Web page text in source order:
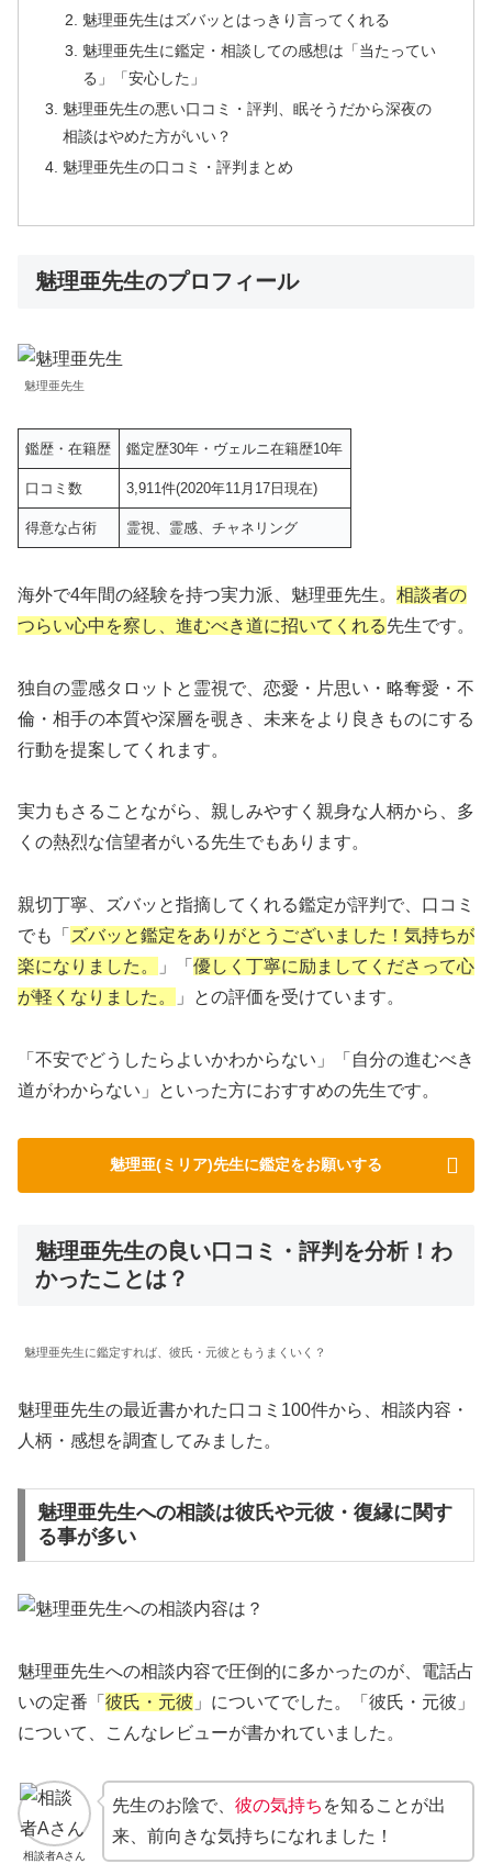
魅理亜先生はズバッとはっきり言ってくれる
魅理亜先生に鑑定・相談しての感想は「当たってい
る」「安心した」
魅理亜先生の悪い口コミ・評判、眠そうだから深夜の
相談はやめた方がいい？
魅理亜先生の口コミ・評判まとめ
魅理亜先生のプロフィール
魅理亜先生
鑑歴・在籍歴 鑑定歴30年・ヴェルニ在籍歴10年
口コミ数 3,911件(2020年11月17日現在)
得意な占術 霊視、霊感、チャネリング
海外で4年間の経験を持つ実力派、魅理亜先生。 相談者の
つらい心中を察し、進むべき道に招いてくれる先生です。
独自の霊感タロットと霊視で、恋愛・片思い・略奪愛・不
倫・相手の本質や深層を覗き、未来をより良きものにする
行動を提案してくれます。
実力もさることながら、親しみやすく親身な人柄から、多
くの熱烈な信望者がいる先生でもあります。
親切丁寧、ズバッと指摘してくれる鑑定が評判で、口コミ
でも「 ズバッと鑑定をありがとうございました！気持ちが
楽になりました。
」「 優しく丁寧に励ましてくださって心
が軽くなりました。
」との評価を受けています。
「不安でどうしたらよいかわからない」「自分の進むべき
道がわからない」といった方におすすめの先生です。
魅理亜(ミリア)先生に鑑定をお願いする
魅理亜先生の良い口コミ・評判を分析！わ
かったことは？
魅理亜先生に鑑定すれば、彼氏・元彼ともうまくいく？
魅理亜先生の最近書かれた口コミ100件から、相談内容・
人柄・感想を調査してみました。
魅理亜先生への相談は彼氏や元彼・復縁に関す
る事が多い
魅理亜先生への相談内容で圧倒的に多かったのが、電話占
いの定番「 彼氏・元彼 」についてでした。「彼氏・元彼」
について、こんなレビューが書かれていました。
相談者Aさん
先生のお陰で、 彼の気持ち を知ることが出
来、前向きな気持ちになれました！